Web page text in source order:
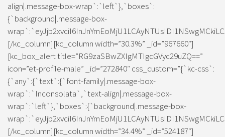
align|.message-box-wrap`:`left`},`boxes`:
{`background|.message-box-
[/kc_column][kc_column width=”30.3%” _id=”967660″]
[kc_box_alert title=”RG9zaSBwZXIgMTIgcGVyc29uZQ==”
icon=”et-profile-male” _id=”272840″ css_custom=”{`kc-css`:
{`any`:{`text`:{`font-family|.message-box-
wrap`:`Inconsolata`,`text-align|.message-box-
wrap`:`left`},`boxes`:{`background|.message-box-
[/kc_column][kc_column width=”34.4%” _id=”524187″]